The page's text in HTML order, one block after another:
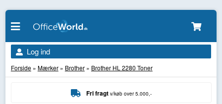
Log ind
Forside» Mærker» Brother» Brother HL 2280 Toner
Fri fragt v/køb over 5.000,-